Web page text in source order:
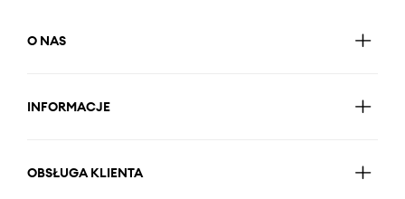
O NAS
INFORMACJE
OBSŁUGA KLIENTA